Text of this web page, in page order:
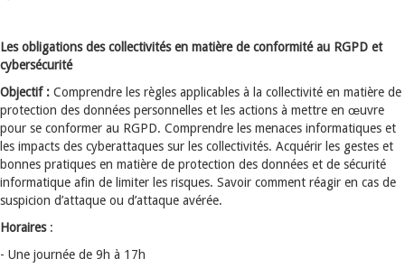
Les obligations des collectivités en matière de conformité au RGPD et
cybersécurité
Objectif : Comprendre les règles applicables à la collectivité en matière de
protection des données personnelles et les actions à mettre en œuvre
pour se conformer au RGPD. Comprendre les menaces informatiques et
les impacts des cyberattaques sur les collectivités. Acquérir les gestes et
bonnes pratiques en matière de protection des données et de sécurité
informatique afin de limiter les risques. Savoir comment réagir en cas de
suspicion d’attaque ou d’attaque avérée.
Horaires:
- Une journée de 9h à 17h